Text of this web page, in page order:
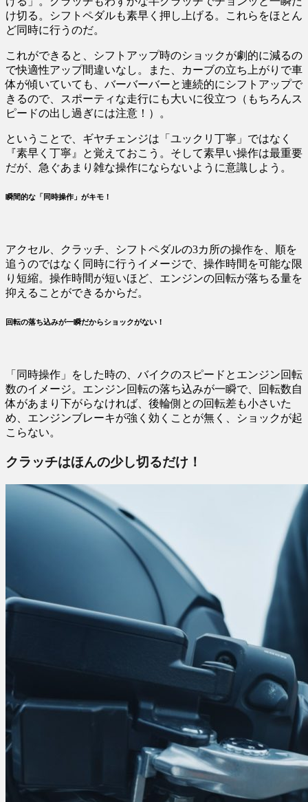
け切る。シフトペダルも素早く押し上げる。これらをほとん
ど同時に行うのだ。
これができると、シフトアップ時のショックが劇的に減るの
で快適性アップ間違いなし。また、カーブの立ち上がりで車
体が傾いていても、バーバーバーと連続的にシフトアップで
きるので、スポーティな走行にも大いに役立つ（もちろんス
ピードの出し過ぎには注意！）。
ということで、ギヤチェンジは「ユックリ丁寧」ではなく
『素早く丁寧』と覚えておこう。そして素早い操作は最重要
だが、急ぐあまり雑な操作にならないように意識しよう。
瞬間的な「同時操作」がキモ！
アクセル、クラッチ、シフトペダルの3カ所の操作を、順を
追うのではなく同時に行うイメージで、操作時間を可能な限
り短縮。操作時間が短いほど、エンジンの回転が落ちる量を
抑えることができるからだ。
回転の落ち込みが一瞬だからショックがない！
「同時操作」をした時の、バイクのスピードとエンジン回転
数のイメージ。エンジン回転の落ち込みが一瞬で、回転数自
体があまり下がらなければ、後輪側との回転差も小さいた
め、エンジンブレーキが強く効くことが無く、ショックが起
こらない。
クラッチはほんの少し切るだけ！